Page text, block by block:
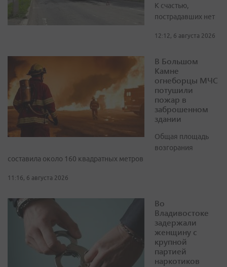
К счастью,
пострадавших нет
12:12, 6 августа 2026
В Большом
Камне
огнеборцы МЧС
потушили
пожар в
заброшенном
здании
Общая площадь
возгорания
составила около 160 квадратных метров
11:16, 6 августа 2026
Во
Владивостоке
задержали
женщину с
крупной
партией
наркотиков